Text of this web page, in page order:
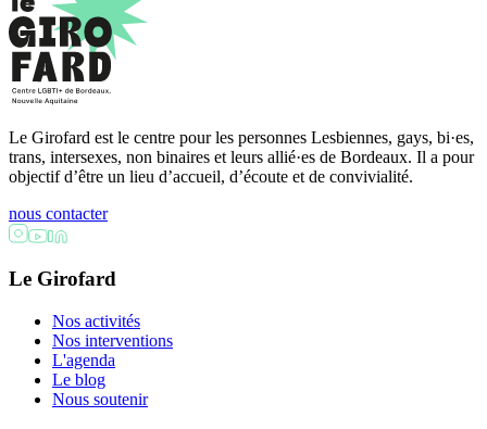
Le Girofard est le centre pour les personnes Lesbiennes, gays, bi·es,
trans, intersexes, non binaires et leurs allié·es de Bordeaux. Il a pour
objectif d’être un lieu d’accueil, d’écoute et de convivialité.
nous contacter
Le Girofard
Nos activités
Nos interventions
L'agenda
Le blog
Nous soutenir